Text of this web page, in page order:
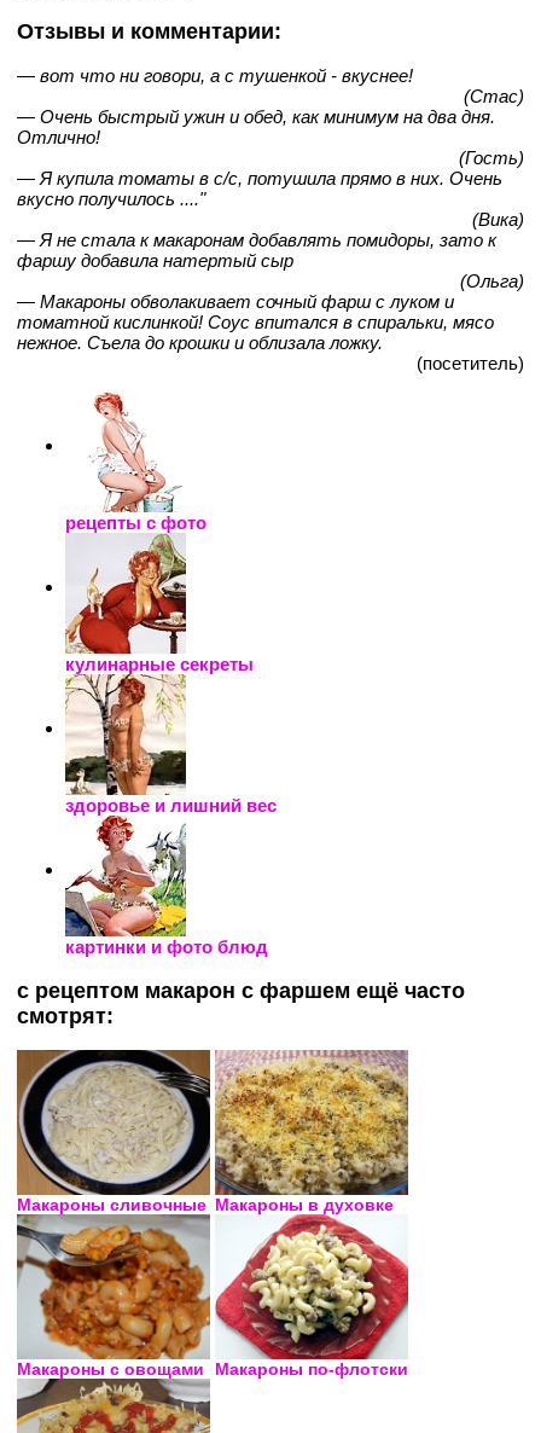
Отзывы и комментарии:
— вот что ни говори, а с тушенкой - вкуснее!
(Стас)
— Очень быстрый ужин и обед, как минимум на два дня.
Отлично!
(Гость)
— Я купила томаты в с/с, потушила прямо в них. Очень
вкусно получилось ...."
(Вика)
— Я не стала к макаронам добавлять помидоры, зато к
фаршу добавила натертый сыр
(Ольга)
— Макароны обволакивает сочный фарш с луком и
томатной кислинкой! Соус впитался в спиральки, мясо
нежное. Съела до крошки и облизала ложку.
(посетитель)
рецепты с фото
кулинарные секреты
здоровье и лишний вес
картинки и фото блюд
с рецептом макарон с фаршем ещё часто
смотрят:
Макароны сливочные Макароны в духовке
Макароны с овощами Макароны по-флотски